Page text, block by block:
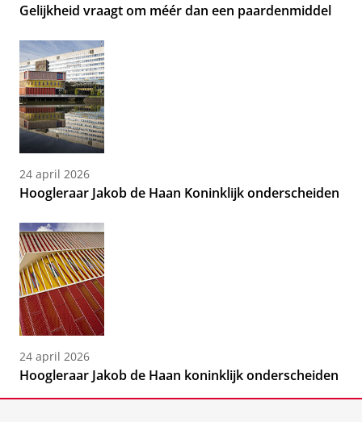
Gelijkheid vraagt om méér dan een paardenmiddel
24 april 2026
Hoogleraar Jakob de Haan Koninklijk onderscheiden
24 april 2026
Hoogleraar Jakob de Haan koninklijk onderscheiden